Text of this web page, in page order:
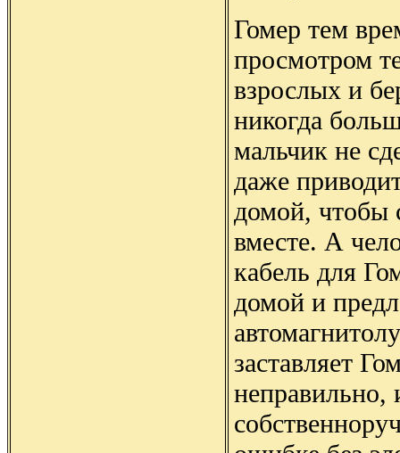
Гомер тем
просмотром
взрослых и
никогда
мальчик не
даже
домой, чтобы
вместе. А
кабель для
домой и
заставляет
неправильно,